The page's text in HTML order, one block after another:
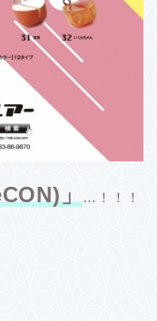
」 …！！！